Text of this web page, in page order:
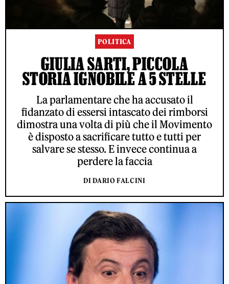
POLITICA
GIULIA SARTI, PICCOLA
STORIA IGNOBILE A 5 STELLE
La parlamentare che ha accusato il
fidanzato di essersi intascato dei rimborsi
dimostra una volta di più che il Movimento
è disposto a sacrificare tutto e tutti per
salvare se stesso. E invece continua a
perdere la faccia
DI DARIO FALCINI